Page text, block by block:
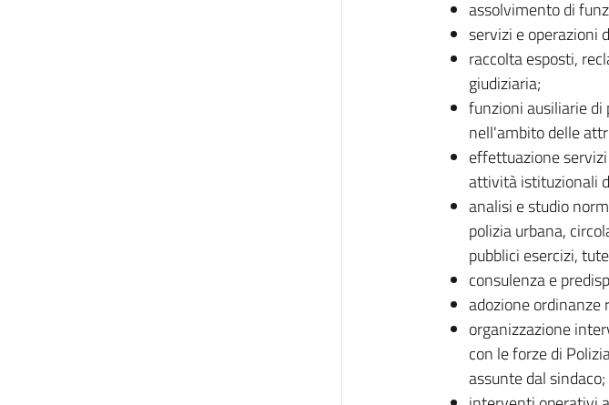
assolvimento di
servizi e operazioni
raccolta esposti,
giudiziaria;
funzioni ausiliarie di
nell'ambito delle
effettuazione
attività istituzionali
analisi e studio
polizia urbana,
pubblici esercizi,
consulenza e
adozione ordinanze
organizzazione
con le forze di
assunte dal sindaco;